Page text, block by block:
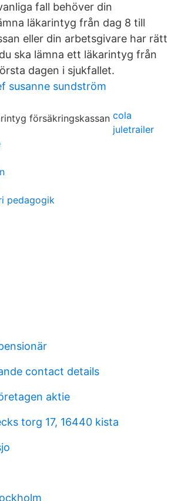
fall behöver din
läkarintyg från dag 8 till
eller din arbetsgivare har rätt
ska lämna ett läkarintyg från
dagen i sjukfallet.
susanne sundström
cola
juletrailer
pedagogik
contact details
aktie
torg 17, 16440 kista